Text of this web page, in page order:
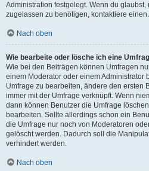
Administration festgelegt. Wenn du
zugelassen zu benötigen, kontaktiere einen
Nach oben
Wie bearbeite oder lösche ich eine
Wie bei den Beiträgen können Umfragen
einem Moderator oder einem Administrator
Umfrage zu bearbeiten, ändere den ersten
immer mit der Umfrage verknüpft. Wenn
dann können Benutzer die Umfrage
bearbeiten. Sollte allerdings schon ein
die Umfrage nur noch von Moderatoren
gelöscht werden. Dadurch soll die
verhindert werden.
Nach oben